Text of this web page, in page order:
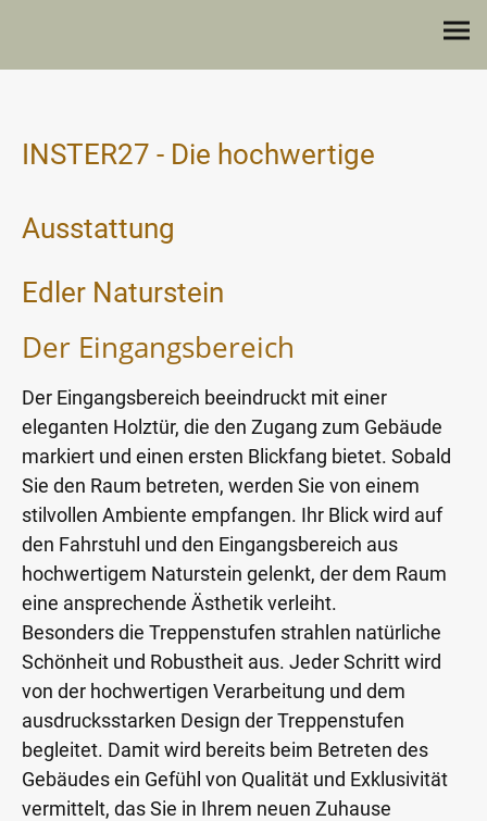
Edler Naturstein
INSTER27 - Die hochwertige
Ausstattung
Der Eingangsbereich
Der Eingangsbereich beeindruckt mit einer
eleganten Holztür, die den Zugang zum Gebäude
markiert und einen ersten Blickfang bietet. Sobald
Sie den Raum betreten, werden Sie von einem
stilvollen Ambiente empfangen. Ihr Blick wird auf
den Fahrstuhl und den Eingangsbereich aus
hochwertigem Naturstein gelenkt, der dem Raum
eine ansprechende Ästhetik verleiht.
Besonders die Treppenstufen strahlen natürliche
Schönheit und Robustheit aus. Jeder Schritt wird
von der hochwertigen Verarbeitung und dem
ausdrucksstarken Design der Treppenstufen
begleitet. Damit wird bereits beim Betreten des
Gebäudes ein Gefühl von Qualität und Exklusivität
vermittelt, das Sie in Ihrem neuen Zuhause